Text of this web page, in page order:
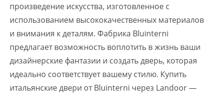
произведение искусства, изготовленное с
использованием высококачественных материалов
и внимания к деталям. Фабрика Bluinterni
предлагает возможность воплотить в жизнь ваши
дизайнерские фантазии и создать дверь, которая
идеально соответствует вашему стилю. Купить
итальянские двери от Bluinterni через Landoor —